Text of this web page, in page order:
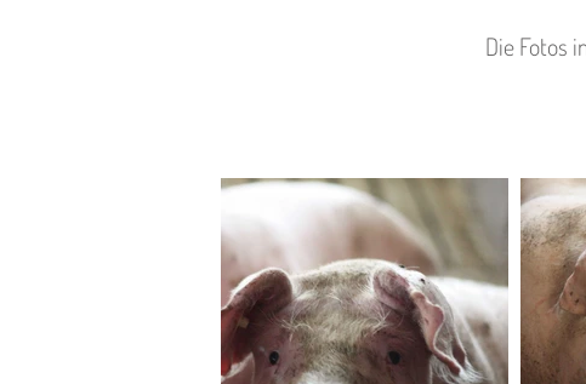
Die Fotos